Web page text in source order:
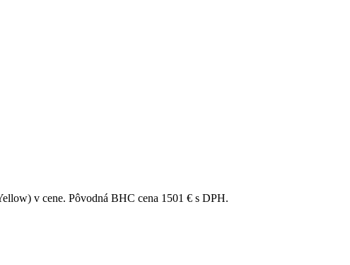
v cene. Pôvodná BHC cena 1501 € s DPH.